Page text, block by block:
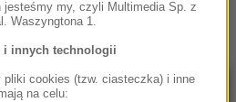
my, czyli Multimedia Sp. z
Waszyngtona 1.
i innych technologii
cookies (tzw. ciasteczka) i inne
na celu: